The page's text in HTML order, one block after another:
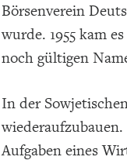
Börsenverein
wurde. 1955 kam
noch gültigen
In der
Aufgaben eines